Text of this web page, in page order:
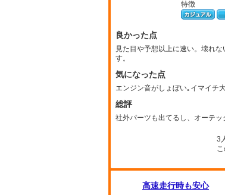
特徴
良かった点
見た目や予想以上に速い。壊れ
す。
気になった点
エンジン音がしょぼい｡イマイチ
総評
社外パーツも出てるし、オーテッ
3
高速走行時も安心